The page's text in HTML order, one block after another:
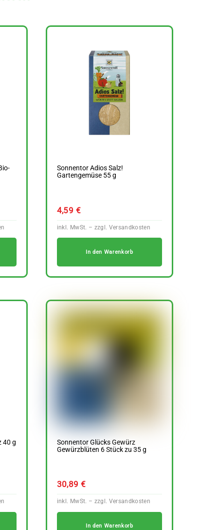
Sonnentor Adios Salz!
Gartengemüse 55 g
4,59 €
In den Warenkorb
40 g
Sonnentor Glücks Gewürz
Gewürzblüten 6 Stück zu 35 g
30,89 €
In den Warenkorb